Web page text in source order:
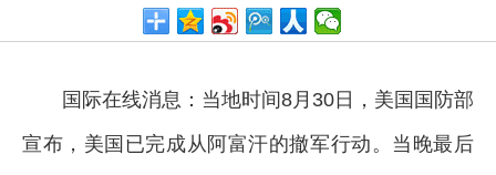
国际在线消息：当地时间8月30日，美国国防部
宣布，美国已完成从阿富汗的撤军行动。当晚最后